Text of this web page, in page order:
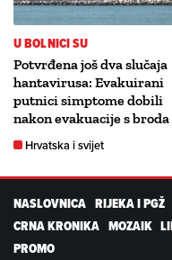
U BOLNICI SU
Potvrđena još dva slučaja
hantavirusa: Evakuirani
putnici simptome dobili
nakon evakuacije s broda
Hrvatska i svijet
NASLOVNICA RIJEKA I PGŽ
CRNA KRONIKA MOZAIK
PROMO